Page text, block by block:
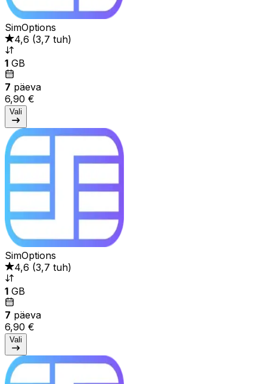
SimOptions
4,6 (3,7 tuh)
1 GB
7 päeva
6,90 €
Vali
SimOptions
4,6 (3,7 tuh)
1 GB
7 päeva
6,90 €
Vali